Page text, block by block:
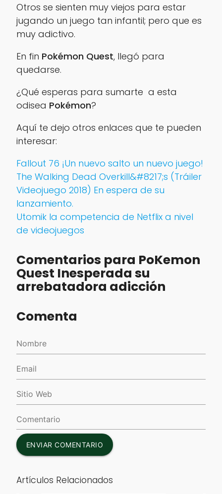
Otros se sienten muy viejos para estar
jugando un juego tan infantil; pero que es
muy adictivo.
En fin Pokémon Quest, llegó para
quedarse.
¿Qué esperas para sumarte a esta
odisea Pokémon?
Aquí te dejo otros enlaces que te pueden
interesar:
Fallout 76 ¡Un nuevo salto un nuevo juego!
The Walking Dead Overkill&#8217;s (Tráiler
Videojuego 2018) En espera de su
lanzamiento.
Utomik la competencia de Netflix a nivel
de videojuegos
Comentarios para PoKemon
Quest Inesperada su
arrebatadora adicción
Comenta
ENVIAR COMENTARIO
Artículos Relacionados